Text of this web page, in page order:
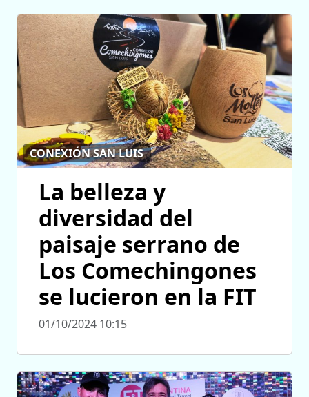
CONEXIÓN SAN LUIS
La belleza y
diversidad del
paisaje serrano de
Los Comechingones
se lucieron en la FIT
01/10/2024 10:15